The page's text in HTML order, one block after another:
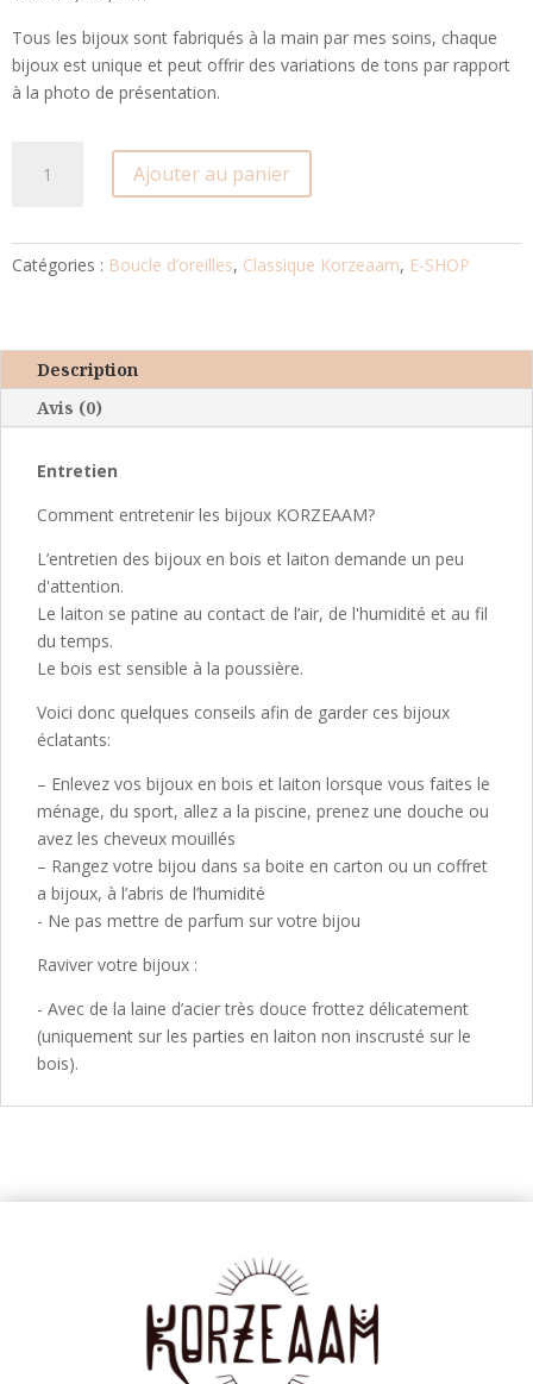
Tous les bijoux sont fabriqués à la main par mes soins, chaque
bijoux est unique et peut offrir des variations de tons par rapport
à la photo de présentation.
en
Ajouter au panier
Catégories : Boucle d’oreilles, Classique Korzeaam, E-SHOP
Description
Avis (0)
Entretien
Comment entretenir les bijoux KORZEAAM?
L’entretien des bijoux en bois et laiton demande un peu
d'attention.
Le laiton se patine au contact de l’air, de l'humidité et au fil
du temps.
Le bois est sensible à la poussière.
Voici donc quelques conseils afin de garder ces bijoux
éclatants:
– Enlevez vos bijoux en bois et laiton lorsque vous faites le
ménage, du sport, allez a la piscine, prenez une douche ou
avez les cheveux mouillés
– Rangez votre bijou dans sa boite en carton ou un coffret
a bijoux, à l’abris de l’humidité
- Ne pas mettre de parfum sur votre bijou
Raviver votre bijoux :
- Avec de la laine d’acier très douce frottez délicatement
(uniquement sur les parties en laiton non inscrusté sur le
bois).